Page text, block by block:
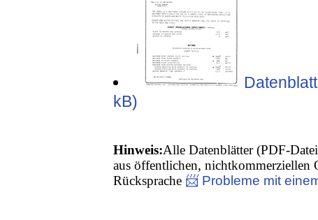
kB)
Hinweis:Alle Datenblätter (PDF-
aus öffentlichen, nichtkommerziellen
Rücksprache 📨 Probleme mit